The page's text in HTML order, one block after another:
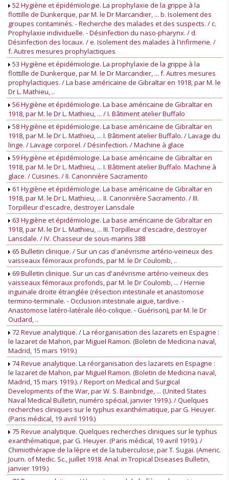
52 Hygiène et épidémiologie. La prophylaxie de la grippe à la
flottille de Dunkerque, par M. le Dr Marcandier, ... b. Isolement des
groupes contaminés. - Recherche des malades et des suspects. / c.
Prophylaxie individuelle. - Désinfection du naso-pharynx. / d.
Désinfection des locaux. / e. Isolement des malades à l'infirmerie. /
f. Autres mesures prophylactiques
53 Hygiène et épidémiologie. La prophylaxie de la grippe à la
flottille de Dunkerque, par M. le Dr Marcandier, ... f. Autres mesures
prophylactiques. / La base américaine de Gibraltar en 1918, par M. le
Dr L. Mathieu, ..
56 Hygiène et épidémiologie. La base américaine de Gibraltar en
1918, par M. le Dr L. Mathieu, ... / I. Bâtiment atelier Buffalo
58 Hygiène et épidémiologie. La base américaine de Gibraltar en
1918, par M. le Dr L. Mathieu, ... I. Bâtiment atelier Buffalo. / Lavage du
linge. / Lavage corporel. / Désinfection. / Machine à glace
59 Hygiène et épidémiologie. La base américaine de Gibraltar en
1918, par M. le Dr L. Mathieu, ... I. Bâtiment atelier Buffalo. Machine à
glace. / Cuisines. / II. Canonnière Sacramento
61 Hygiène et épidémiologie. La base américaine de Gibraltar en
1918, par M. le Dr L. Mathieu, ... II. Canonnière Sacramento. / III.
Torpilleur d'escadre, destroyer Lansdale
63 Hygiène et épidémiologie. La base américaine de Gibraltar en
1918, par M. le Dr L. Mathieu, ... III. Torpilleur d'escadre, destroyer
Lansdale. / IV. Chasseur de sous-marins 388
65 Bulletin clinique. / Sur un cas d'anévrisme artério-veineux des
vaisseaux fémoraux profonds, par M. le Dr Coulomb, ..
69 Bulletin clinique. Sur un cas d'anévrisme artério-veineux des
vaisseaux fémoraux profonds, par M. le Dr Coulomb, ... / Hernie
inguinale droite étranglée (résection intestinale et anastomose
termino-terminale. - Occlusion intestinale aiguë, tardive. -
Anastomose latéro-latérale iléo-colique. - Guérison), par M. le Dr
Oudard, ..
72 Revue analytique. / La réorganisation des lazarets en Espagne :
le lazaret de Mahon, par Miguel Ramon. (Boletin de Medicina naval,
Madrid, 15 mars 1919.)
74 Revue analytique. La réorganisation des lazarets en Espagne :
le lazaret de Mahon, par Miguel Ramon. (Boletin de Medicina naval,
Madrid, 15 mars 1919.). / Report on Medical and Surgical
Developments of the War, par W. S. Bainbridge, ... (United States
Naval Medical Bulletin, numéro spécial, janvier 1919.). / Quelques
recherches cliniques sur le typhus exanthématique, par G. Heuyer.
(Paris médical, 19 avril 1919.)
75 Revue analytique. Quelques recherches cliniques sur le typhus
exanthématique, par G. Heuyer. (Paris médical, 19 avril 1919.). /
Chimiothérapie de la lèpre et de la tuberculose, par T. Sugai. (Americ.
Journ. of Medic. Sc., juillet 1918. Anal. in Tropical Diseases Bulletin,
janvier 1919.)